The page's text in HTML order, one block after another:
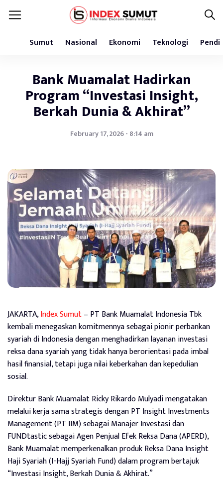
Sumut Nasional Ekonomi Teknologi
Bank Muamalat Hadirkan
Program “Investasi Insight,
Berkah Dunia & Akhirat”
February 17, 2026 - 8:14 am
JAKARTA,Index Sumut– PT Bank Muamalat Indonesia Tbk
kembali menegaskan komitmennya sebagai pionir perbankan
syariah di Indonesia dengan menghadirkan layanan investasi
reksa dana syariah yang tidak hanya berorientasi pada imbal
hasil finansial, tetapi juga nilai keberkahan dan kepedulian
sosial.
Direktur Bank Muamalat Ricky Rikardo Mulyadi mengatakan
melalui kerja sama strategis dengan PT Insight Investments
Management (PT IIM) sebagai Manajer Investasi dan
FUNDtastic sebagai Agen Penjual Efek Reksa Dana (APERD),
Bank Muamalat memperkenalkan produk Reksa Dana Insight
Haji Syariah (I-Hajj Syariah Fund) dalam program bertajuk
“Investasi Insight, Berkah Dunia & Akhirat.”